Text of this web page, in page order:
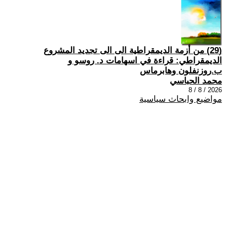
(29) من أزمة الديمقراطية الى الى تجديد المشروع
الديمقراطي: قراءة في اسهامات د. روسو و
ب.روزنفلون وهابرماس
محمد الحباسي
2026 / 8 / 8
مواضيع وابحاث سياسية